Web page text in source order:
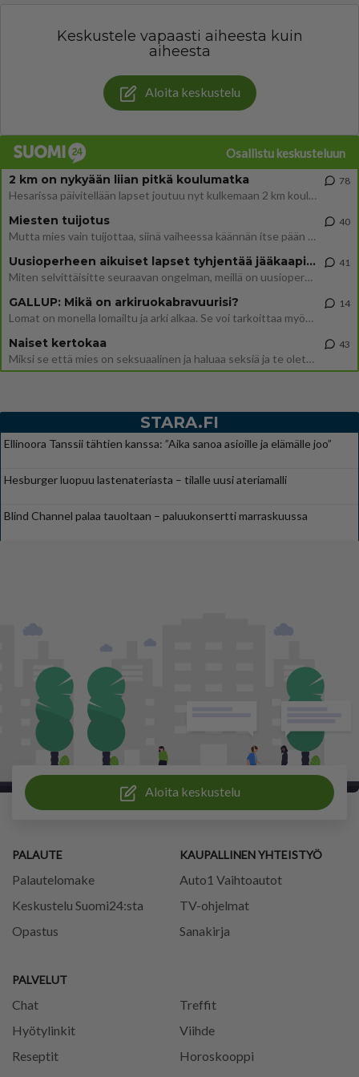
Keskustele vapaasti aiheesta kuin
aiheesta
Aloita keskustelu
Osallistu keskusteluun
2 km on nykyään liian pitkä koulumatka
Hesarissa päivitellään lapset joutuu nyt kulkemaan 2 km kouluun jösses. Ruostefillarilla tuo matka menee vaikka miten äk
78
Miesten tuijotus
Mutta mies vain tuijottaa, siinä vaiheessa käännän itse pään pois. Mikä juttu? Yleensä jos joku tuijottaa tai katsoo, hä
40
Uusioperheen aikuiset lapset tyhjentää jääkaapin käydessään
Miten selvittäisitte seuraavan ongelman, meillä on uusioperhe, minulla teini-ikäiset lapset ja puolisolla aikuiset, jotk
41
GALLUP: Mikä on arkiruokabravuurisi?
Lomat on monella lomailtu ja arki alkaa. Se voi tarkoittaa myös sitä, että grillailut on grillattu ja palataan arjen ruo
14
Naiset kertokaa
Miksi se että mies on seksuaalinen ja haluaa seksiä ja te olette hänen mielestänne haluttava on vastenmielistä? Mikä sii
43
STARA.FI
Ellinoora Tanssii tähtien kanssa: ”Aika sanoa asioille ja elämälle joo”
Hesburger luopuu lastenateriasta – tilalle uusi ateriamalli
Blind Channel palaa tauoltaan – paluukonsertti marraskuussa
Aloita keskustelu
PALAUTE
Palautelomake
Keskustelu Suomi24:sta
Opastus
PALVELUT
Chat
Treffit
Hyötylinkit
Viihde
Reseptit
Horoskooppi
KAUPALLINEN YHTEISTYÖ
Auto1 Vaihtoautot
TV-ohjelmat
Sanakirja